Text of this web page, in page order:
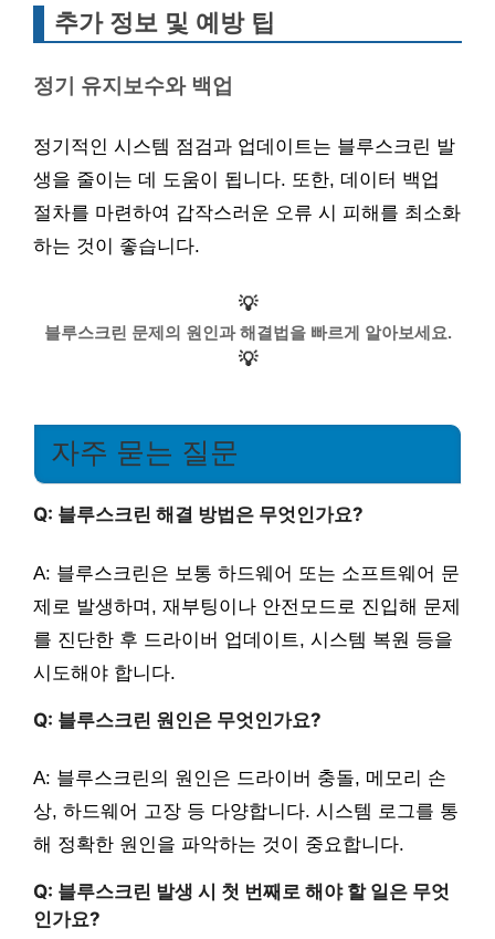
추가 정보 및 예방 팁
정기 유지보수와 백업
정기적인 시스템 점검과 업데이트는 블루스크린 발
생을 줄이는 데 도움이 됩니다. 또한, 데이터 백업
절차를 마련하여 갑작스러운 오류 시 피해를 최소화
하는 것이 좋습니다.
💡
블루스크린 문제의 원인과 해결법을 빠르게 알아보세요.
💡
자주 묻는 질문
Q: 블루스크린 해결 방법은 무엇인가요?
A: 블루스크린은 보통 하드웨어 또는 소프트웨어 문
제로 발생하며, 재부팅이나 안전모드로 진입해 문제
를 진단한 후 드라이버 업데이트, 시스템 복원 등을
시도해야 합니다.
Q: 블루스크린 원인은 무엇인가요?
A: 블루스크린의 원인은 드라이버 충돌, 메모리 손
상, 하드웨어 고장 등 다양합니다. 시스템 로그를 통
해 정확한 원인을 파악하는 것이 중요합니다.
Q: 블루스크린 발생 시 첫 번째로 해야 할 일은 무엇
인가요?